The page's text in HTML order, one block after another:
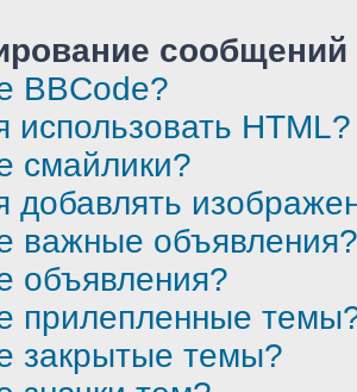
BBCode?
использовать HTML?
смайлики?
добавлять
важные объявления?
объявления?
прилепленные
закрытые темы?